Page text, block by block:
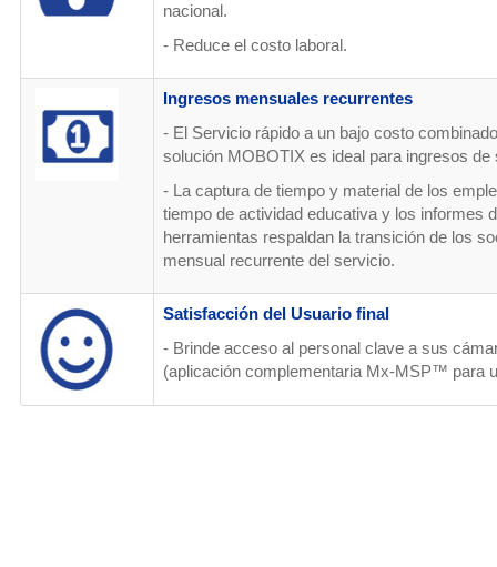
nacional.
- Reduce el costo laboral.
Ingresos mensuales recurrentes
- El Servicio rápido a un bajo costo
solución MOBOTIX es ideal para ingresos
- La captura de tiempo y material de los
tiempo de actividad educativa y los informes
herramientas respaldan la transición de los
mensual recurrente del servicio.
Satisfacción del Usuario final
- Brinde acceso al personal clave a sus
(aplicación complementaria Mx-MSP™ para